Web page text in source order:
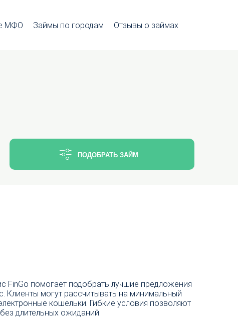
МФО Займы по городам Отзывы о займах
ПОДОБРАТЬ ЗАЙМ
FinGo помогает подобрать лучшие предложения
Клиенты могут рассчитывать на минимальный
кошельки. Гибкие условия позволяют
длительных ожиданий.